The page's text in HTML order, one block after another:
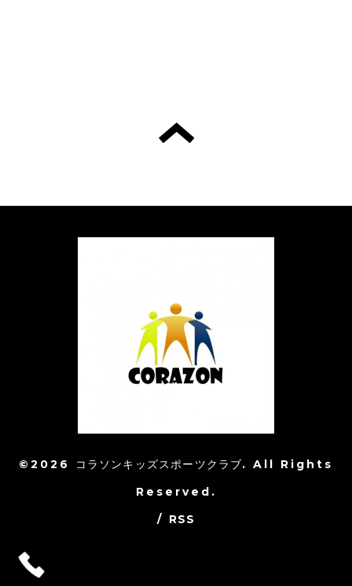
©2026 コラソンキッズスポーツクラブ. All Rights
Reserved.
/ RSS